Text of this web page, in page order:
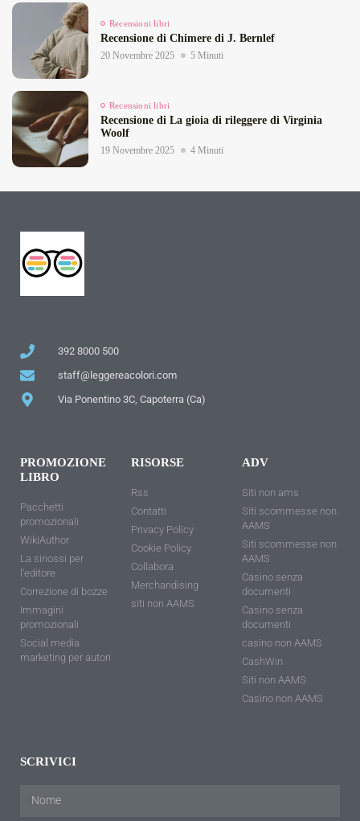
Recensioni libri
Recensione di Chimere di J. Bernlef
20 Novembre 2025 5 Minuti
Recensioni libri
Recensione di La gioia di rileggere di Virginia
Woolf
19 Novembre 2025 4 Minuti
392 8000 500
staff@leggereacolori.com
Via Ponentino 3C, Capoterra (Ca)
PROMOZIONE
LIBRO
Pacchetti
promozionali
WikiAuthor
La sinossi per
l'editore
Correzione di bozze
Immagini
promozionali
Social media
marketing per autori
RISORSE
Rss
Contatti
Privacy Policy
Cookie Policy
Collabora
Merchandising
siti non AAMS
ADV
Siti non ams
Siti scommesse non
AAMS
Siti scommesse non
AAMS
Casino senza
documenti
Casino senza
documenti
casino non AAMS
CashWin
Siti non AAMS
Casino non AAMS
SCRIVICI